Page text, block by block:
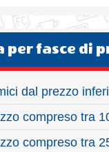
per fasce di
dal prezzo
compreso tra
compreso tra